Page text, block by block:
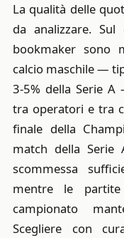
La qualità delle
da analizzare.
bookmaker sono
calcio maschile —
3-5% della Serie
tra operatori e tra
finale della
match della Serie
scommessa
mentre le
campionato
Scegliere con